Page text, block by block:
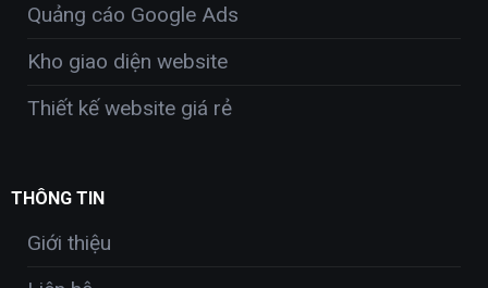
Quảng cáo Google Ads
Kho giao diện website
Thiết kế website giá rẻ
THÔNG TIN
Giới thiệu